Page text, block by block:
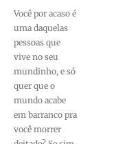
Você por acaso é
uma daquelas
pessoas que
vive no seu
mundinho, e só
quer que o
mundo acabe
em barranco pra
você morrer